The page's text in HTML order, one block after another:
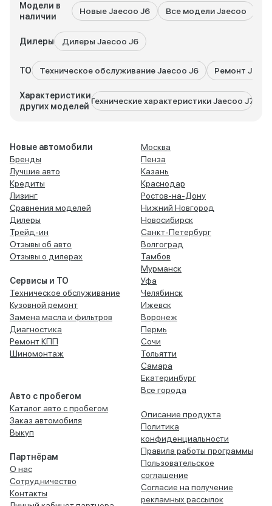
Модели в
наличии
Новые Jaecoo J6 Все модели Jaecoo
Дилеры Дилеры Jaecoo J6
ТО Техническое обслуживание Jaecoo J6 Ремонт
Характеристики
других моделей
Технические характеристики Jaecoo J7
Новые автомобили
Бренды
Лучшие авто
Кредиты
Лизинг
Сравнения моделей
Дилеры
Трейд-ин
Отзывы об авто
Отзывы о дилерах
Сервисы и ТО
Техническое обслуживание
Кузовной ремонт
Замена масла и фильтров
Диагностика
Ремонт КПП
Шиномонтаж
Авто с пробегом
Каталог авто с пробегом
Заказ автомобиля
Выкуп
Партнёрам
О нас
Сотрудничество
Контакты
Москва
Пенза
Казань
Краснодар
Ростов-на-Дону
Нижний Новгород
Новосибирск
Санкт-Петербург
Волгоград
Тамбов
Мурманск
Уфа
Челябинск
Ижевск
Воронеж
Пермь
Сочи
Тольятти
Самара
Екатеринбург
Все города
Описание продукта
Политика
конфиденциальности
Правила работы программы
Пользовательское
соглашение
Согласие на получение
рекламных рассылок